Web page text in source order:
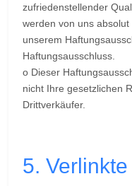
zufriedenstellender
werden von uns
unserem
Haftungsausschluss.
o Dieser
nicht Ihre gesetzlichen
Drittverkäufer.
5.